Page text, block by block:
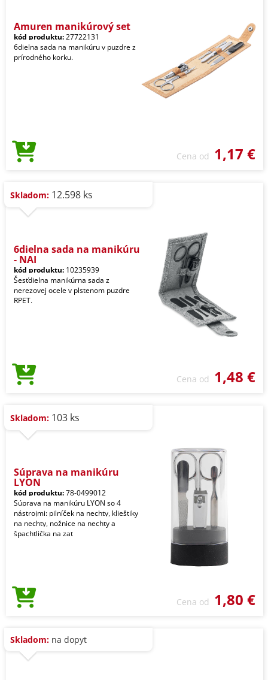
Amuren manikúrový set
kód produktu:27722131
6dielna sada na manikúru v puzdre z
prírodného korku.
Cena od 1,17 €
Skladom: 12.598 ks
6dielna sada na manikúru
- NAI
kód produktu: 10235939
Šesťdielna manikúrna sada z
nerezovej ocele v plstenom puzdre
RPET.
Cena od 1,48 €
Skladom: 103 ks
Súprava na manikúru
LYON
kód produktu:78-0499012
Súprava na manikúru LYON so 4
nástrojmi: pilníček na nechty, klieštiky
na nechty, nožnice na nechty a
špachtlička na zat
Cena od 1,80 €
Skladom: na dopyt